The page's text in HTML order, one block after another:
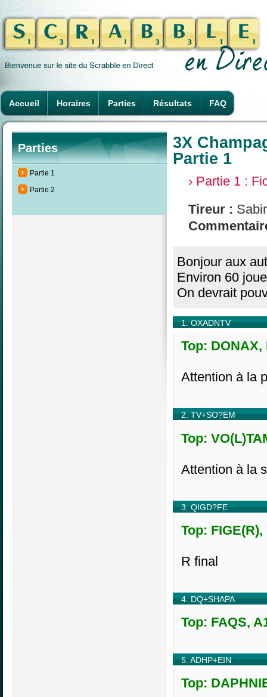
Accueil Horaires Parties Résultats FAQ
Parties
Partie 1
Partie 2
3X
Partie 1
› Partie 1 :
Tireur :
Bonjour aux
Environ 60
On devrait
1. OXADNTV
Top: DONAX,
Attention à la
2. TV+SO?EM
Top:
Attention à la
3. QIGD?FE
Top:
R final
4. DQ+SHAPA
Top: FAQS,
5. ADHP+EIN
Top: